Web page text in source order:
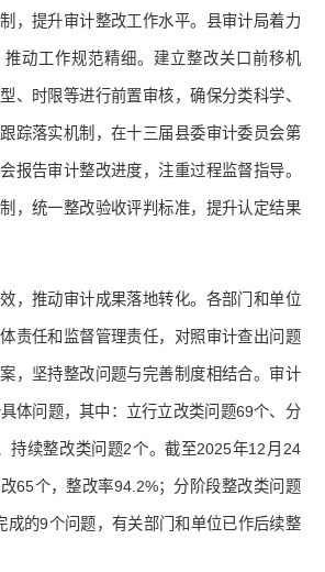
，提升审计整改工作水平。县审计局着力
动工作规范精细。建立整改关口前移机
、时限等进行前置审核，确保分类科学、
踪落实机制，在十三届县委审计委员会第
报告审计整改进度，注重过程监督指导。
，统一整改验收评判标准，提升认定结果
，推动审计成果落地转化。各部门和单位
责任和监督管理责任，对照审计查出问题
，坚持整改问题与完善制度相结合。审计
体问题，其中：立行立改类问题69个、分
持续整改类问题2个。截至2025年12月24
65个，整改率94.2%；分阶段整改类问题
成的9个问题，有关部门和单位已作后续整